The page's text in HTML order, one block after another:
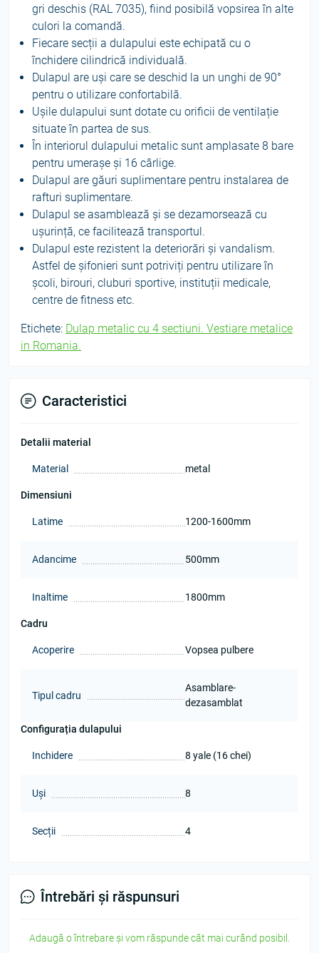
gri deschis (RAL 7035), fiind posibilă vopsirea în alte
culori la comandă.
Fiecare secții a dulapului este echipată cu o
închidere cilindrică individuală.
Dulapul are uși care se deschid la un unghi de 90°
pentru o utilizare confortabilă.
Ușile dulapului sunt dotate cu orificii de ventilație
situate în partea de sus.
În interiorul dulapului metalic sunt amplasate 8 bare
pentru umerașe și 16 cârlige.
Dulapul are găuri suplimentare pentru instalarea de
rafturi suplimentare.
Dulapul se asamblează și se dezamorsează cu
ușurință, ce facilitează transportul.
Dulapul este rezistent la deteriorări și vandalism.
Astfel de șifonieri sunt potriviți pentru utilizare în
școli, birouri, cluburi sportive, instituții medicale,
centre de fitness etc.
Etichete: Dulap metalic cu 4 sectiuni. Vestiare metalice
in Romania.
Caracteristici
Detalii material
Material metal
Dimensiuni
Latime 1200-1600mm
Adancime 500mm
Inaltime 1800mm
Cadru
Acoperire Vopsea pulbere
Tipul cadru
Asamblare-
dezasamblat
Configurația dulapului
Inchidere 8 yale (16 chei)
Uși 8
Secții 4
Întrebări și răspunsuri
Adaugă o întrebare și vom răspunde cât mai curând posibil.